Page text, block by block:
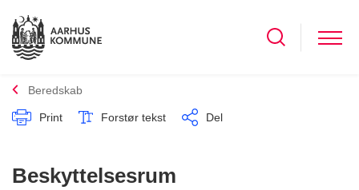
Beredskab
Print Forstør tekst Del
Beskyttelsesrum